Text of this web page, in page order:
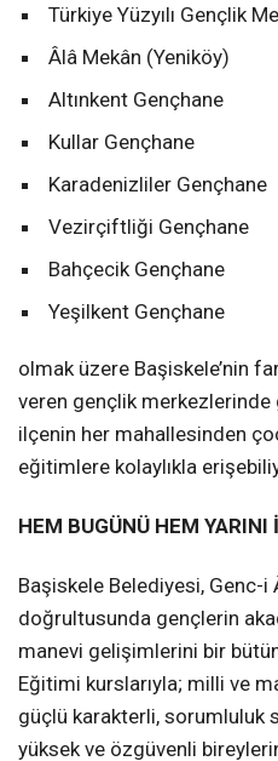
Türkiye Yüzyılı Gençlik
Âlâ Mekân (Yeniköy)
Altınkent Gençhane
Kullar Gençhane
Karadenizliler Gençhane
Vezirçiftliği Gençhane
Bahçecik Gençhane
Yeşilkent Gençhane
olmak üzere Başiskele’nin
veren gençlik
ilçenin her mahallesinden
eğitimlere kolaylıkla
HEM BUGÜNÜ HEM YARINI
Başiskele Belediyesi, Genc-i
doğrultusunda gençlerin
manevi gelişimlerini bir
Eğitimi kurslarıyla; milli ve
güçlü karakterli, sorumluluk
yüksek ve özgüvenli